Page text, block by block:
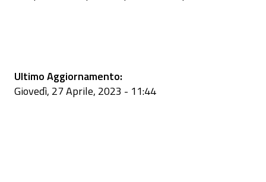
Ultimo Aggiornamento:
Giovedì, 27 Aprile, 2023 - 11:44